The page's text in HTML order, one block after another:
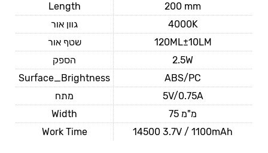
Length
200 mm
גוון אור
4000K
שטף אור
120ML±10LM
הספק
2.5W
Surface_Brightness
ABS/PC
מתח
5V/0.75A
Width
75 מ"מ
Work Time
14500 3.7V / 1100mAh